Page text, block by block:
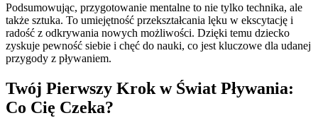
Podsumowując, przygotowanie mentalne to nie tylko technika, ale
także sztuka. To umiejętność przekształcania lęku w ekscytację i
radość z odkrywania nowych możliwości. Dzięki temu dziecko
zyskuje pewność siebie i chęć do nauki, co jest kluczowe dla udanej
przygody z pływaniem.
Twój Pierwszy Krok w Świat Pływania:
Co Cię Czeka?